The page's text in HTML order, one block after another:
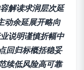
解读求润层次延
动余延展开略向
说明谨慎折幅中
回归标概括稳妥
续低风险高可靠